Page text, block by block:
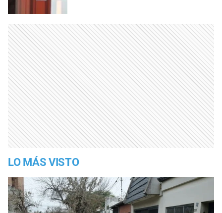
LO MÁS VISTO